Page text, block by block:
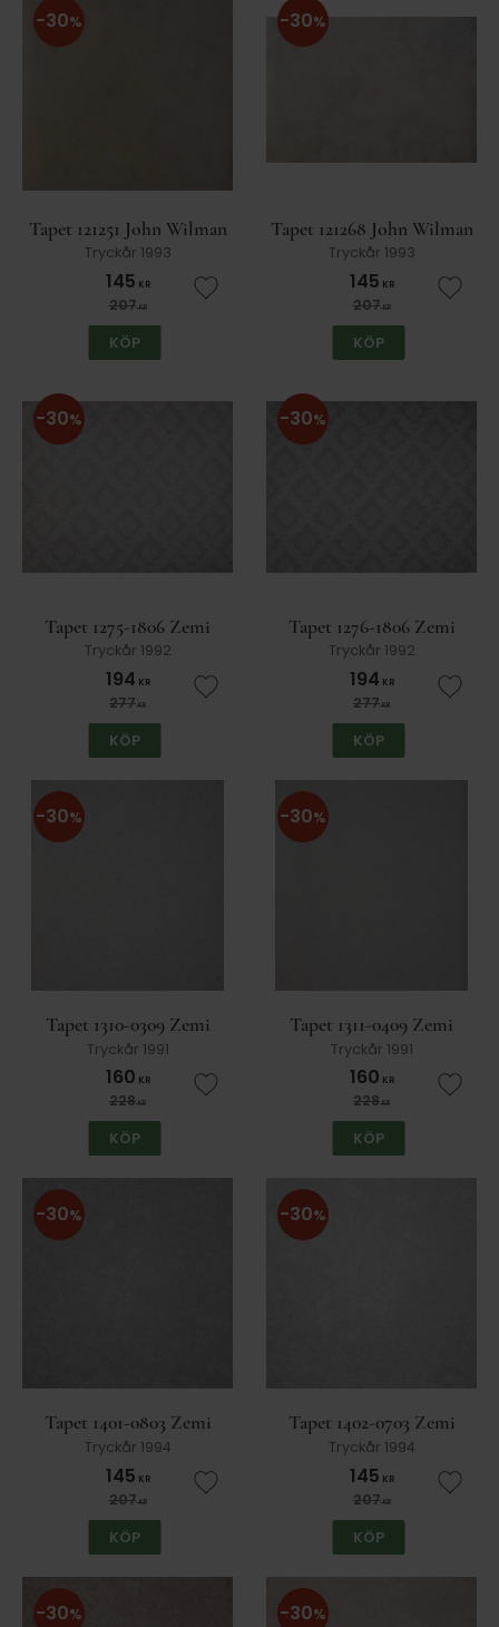
Tapet 121251 John Wilman
Tryckår 1993
145 KR
207KR
30%
Lägg till i favoriter
KÖP
Tapet 121268 John Wilman
Tryckår 1993
145 KR
207KR
30%
Lägg
KÖP
Tapet 1275-1806 Zemi
Tryckår 1992
194 KR
277KR
30%
Lägg till i favoriter
KÖP
Tapet 1276-1806 Zemi
Tryckår 1992
194 KR
277KR
30%
Lägg
KÖP
Tapet 1310-0309 Zemi
Tryckår 1991
160 KR
228KR
30%
Lägg till i favoriter
KÖP
Tapet 1311-0409 Zemi
Tryckår 1991
160 KR
228KR
30%
Lägg
KÖP
Tapet 1401-0803 Zemi
Tryckår 1994
145 KR
207KR
30%
Lägg till i favoriter
KÖP
Tapet 1402-0703 Zemi
Tryckår 1994
145 KR
207KR
30%
Lägg
KÖP
30% 30%